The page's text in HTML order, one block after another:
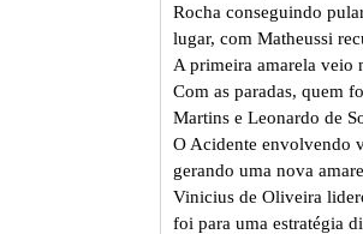
Rocha conseguindo
lugar, com Matheussi
A primeira amarela veio
Com as paradas, quem
Martins e Leonardo de
O Acidente envolvendo
gerando uma nova
Vinicius de Oliveira
foi para uma estratégia